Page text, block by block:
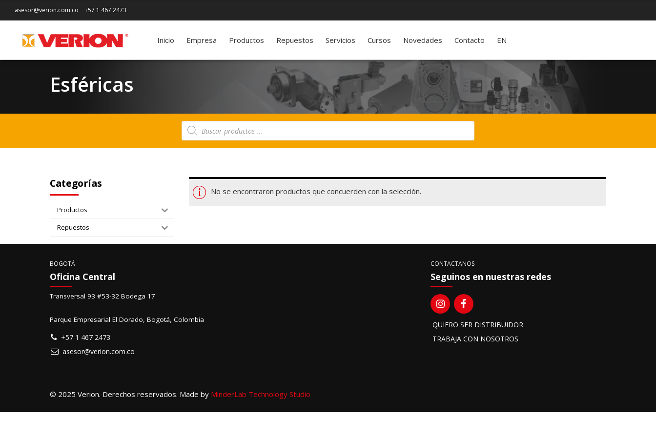
asesor@verion.com.co +57 1 467 2473
Inicio Empresa Productos Repuestos Servicios Cursos Novedades Contacto EN
Esféricas
Búsqueda
de
productos
No se encontraron productos que concuerden con la selección.
Categorías
Productos
Repuestos
BOGOTÁ
Oficina Central
Transversal 93 #53-32 Bodega 17
Parque Empresarial El Dorado, Bogotá, Colombia
+57 1 467 2473
asesor@verion.com.co
CONTACTANOS
Seguinos en nuestras redes
QUIERO SER DISTRIBUIDOR
TRABAJA CON NOSOTROS
© 2025 Verion. Derechos reservados. Made by MinderLab Technology Studio